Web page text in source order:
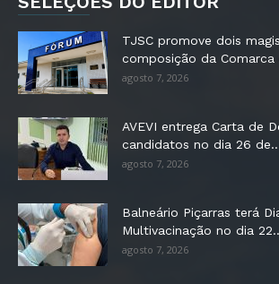
TJSC promove dois
composição da Comarca
agosto 7, 2026
AVEVI entrega Carta de
candidatos no dia 26
agosto 7, 2026
Balneário Piçarras terá
Multivacinação no dia
agosto 7, 2026